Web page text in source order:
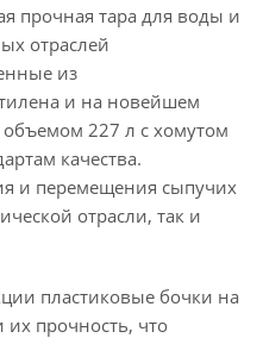
прочная тара для воды и
отраслей
из
и на новейшем
227 л с хомутом
качества.
и перемещения сыпучих
отрасли, так и
пластиковые бочки на
их прочность, что